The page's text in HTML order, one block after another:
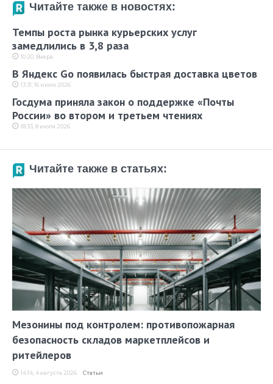
Читайте также в новостях:
Темпы роста рынка курьерских услуг
замедлились в 3,8 раза
10:20, Вчера
В Яндекс Go появилась быстрая доставка цветов
13:31, 16 июля 2026
Госдума приняла закон о поддержке «Почты
России» во втором и третьем чтениях
18:33, 8 июля 2026
Читайте также в статьях:
Мезонины под контролем: противопожарная
безопасность складов маркетплейсов и
ритейлеров
14:14, 4 августа 2026 Статьи